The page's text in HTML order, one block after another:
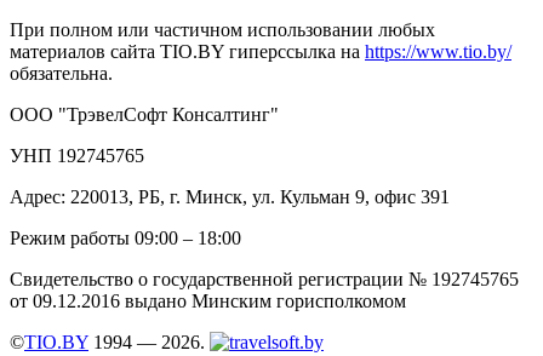
При полном или частичном использовании любых
материалов сайта TIO.BY гиперссылка на https://www.tio.by/
обязательна.
ООО "ТрэвелСофт Консалтинг"
УНП 192745765
Адрес: 220013, РБ, г. Минск, ул. Кульман 9, офис 391
Режим работы 09:00 – 18:00
Свидетельство о государственной регистрации № 192745765
от 09.12.2016 выдано Минским горисполкомом
©TIO.BY 1994 — 2026.